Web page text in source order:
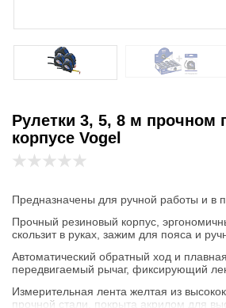
Рулетки 3, 5, 8 м прочном
корпусе Vogel
Предназначены для ручной работы и в
Прочный резиновый корпус,
скользит в руках, зажим для пояса и
Автоматический обратный ход и плавная
передвигаемый рычаг, фиксирующий
Измерительная лента желтая из
прочной стали, покрыта акрилом для